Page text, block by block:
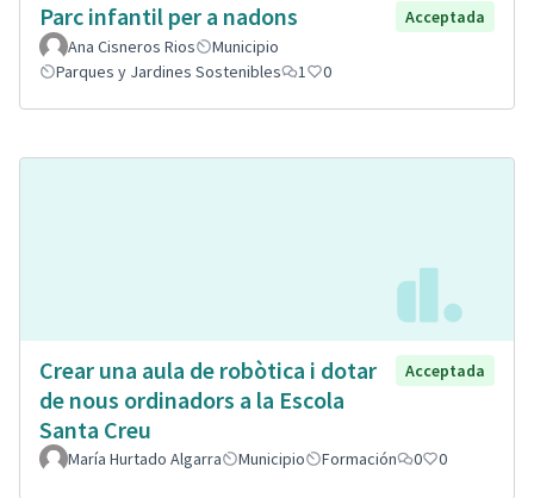
Parc infantil per a nadons
Acceptada
Ana Cisneros Rios
Municipio
Parques y Jardines Sostenibles
1 0
Crear una aula de robòtica i dotar
de nous ordinadors a la Escola
Santa Creu
Acceptada
María Hurtado Algarra Municipio Formación 0 0